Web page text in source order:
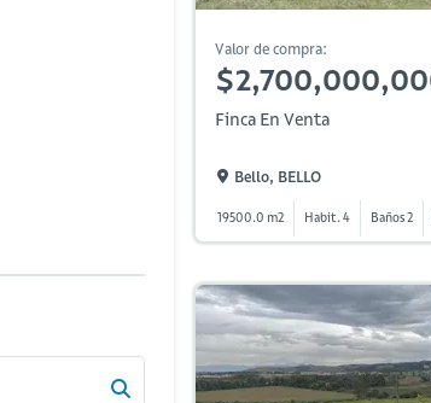
Valor de compra:
Finca En Venta
Bello, BELLO
19500.0 m2 Habit. 4 Baños 2